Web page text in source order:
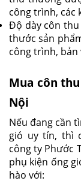
công trình, các
Độ dày côn thu
thước sản
công trình, bản
Mua côn
Nội
Nếu đang cần
gió uy tín, thì
công ty Phước
phụ kiện ống
hào với: